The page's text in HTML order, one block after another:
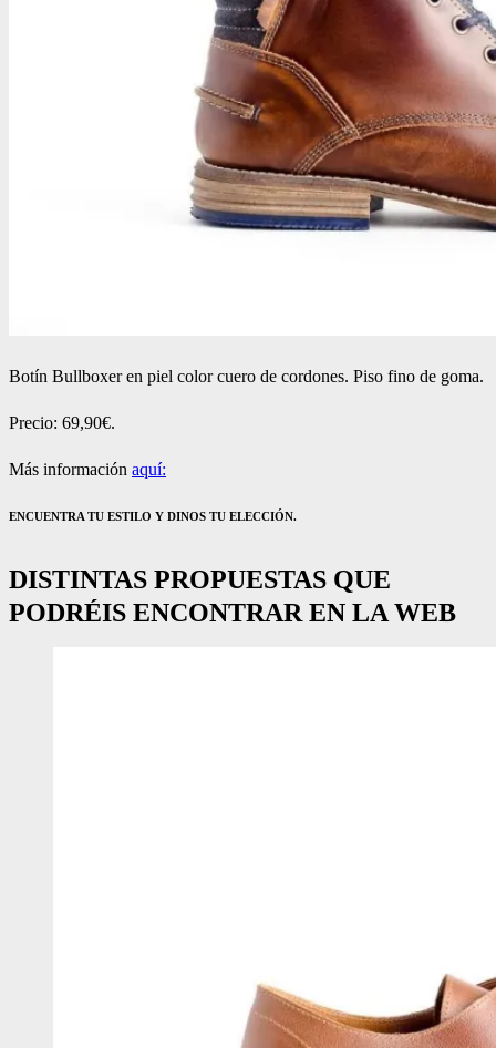
Botín Bullboxer en piel color cuero de cordones. Piso fino de goma.
Precio: 69,90€.
Más información aquí:
ENCUENTRA TU ESTILO Y DINOS TU ELECCIÓN.
DISTINTAS PROPUESTAS QUE
PODRÉIS ENCONTRAR EN LA WEB